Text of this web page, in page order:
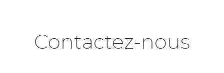
Contactez-nous